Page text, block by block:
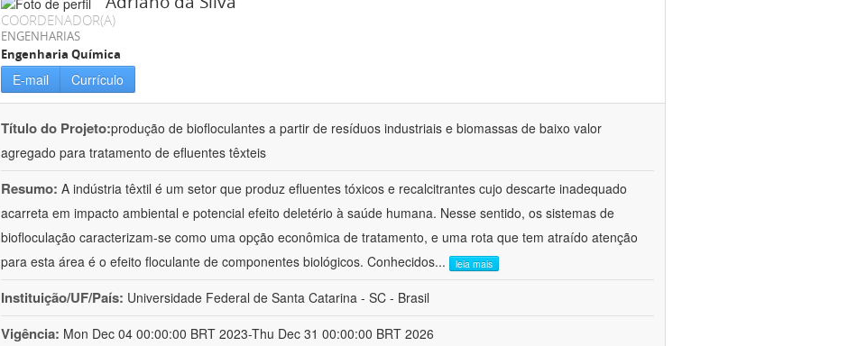
COORDENADOR(A)
ENGENHARIAS
Engenharia Química
E-mail Currículo
Título do Projeto:produção de biofloculantes a partir de resíduos industriais e biomassas de baixo valor
agregado para tratamento de efluentes têxteis
Resumo: A indústria têxtil é um setor que produz efluentes tóxicos e recalcitrantes cujo descarte inadequado
acarreta em impacto ambiental e potencial efeito deletério à saúde humana. Nesse sentido, os sistemas de
biofloculação caracterizam-se como uma opção econômica de tratamento, e uma rota que tem atraído atenção
para esta área é o efeito floculante de componentes biológicos. Conhecidos... leia mais
Instituição/UF/País: Universidade Federal de Santa Catarina - SC - Brasil
Vigência: Mon Dec 04 00:00:00 BRT 2023-Thu Dec 31 00:00:00 BRT 2026